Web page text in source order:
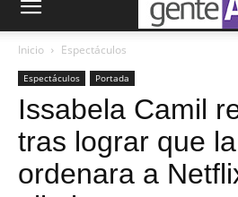
Inicio Espectáculos
Espectáculos Portada
Issabela Camil
tras lograr que
ordenara a